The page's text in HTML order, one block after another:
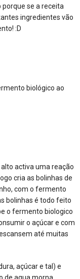
se a receita
ingredientes vão
:D
biológico ao
activa uma reação
cria as bolinhas de
com o fermento
bolinhas é todo feito
o fermento biologico
o açúcar e com
até muitas
açúcar e tal) e